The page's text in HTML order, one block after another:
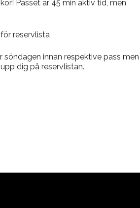
Passet är 45 min aktiv tid, men
reservlista
innan respektive pass men
dig på reservlistan.